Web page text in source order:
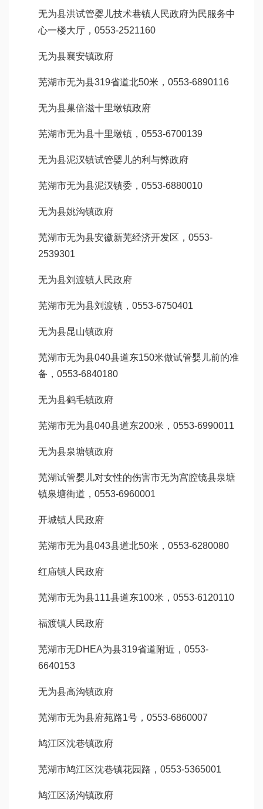
无为县洪试管婴儿技术巷镇人民政府为民服务中
心一楼大厅，0553-2521160
无为县襄安镇政府
芜湖市无为县319省道北50米，0553-6890116
无为县巢倍滋十里墩镇政府
芜湖市无为县十里墩镇，0553-6700139
无为县泥汊镇试管婴儿的利与弊政府
芜湖市无为县泥汊镇委，0553-6880010
无为县姚沟镇政府
芜湖市无为县安徽新芜经济开发区，0553-
2539301
无为县刘渡镇人民政府
芜湖市无为县刘渡镇，0553-6750401
无为县昆山镇政府
芜湖市无为县040县道东150米做试管婴儿前的准
备 ，0553-6840180
无为县鹤毛镇政府
芜湖市无为县040县道东200米，0553-6990011
无为县泉塘镇政府
芜湖试管婴儿对女性的伤害市无为宫腔镜县泉塘
镇泉塘街道，0553-6960001
开城镇人民政府
芜湖市无为县043县道北50米，0553-6280080
红庙镇人民政府
芜湖市无为县111县道东100米，0553-6120110
福渡镇人民政府
芜湖市无DHEA为县319省道附近，0553-
6640153
无为县高沟镇政府
芜湖市无为县府苑路1号，0553-6860007
鸠江区沈巷镇政府
芜湖市鸠江区沈巷镇花园路，0553-5365001
鸠江区汤沟镇政府